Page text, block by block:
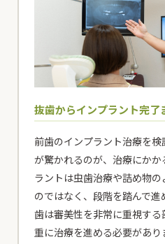
抜歯からインプラント完
前歯のインプラント治療を
が驚かれるのが、治療にか
ラントは虫歯治療や詰め物
のではなく、段階を踏んで
歯は審美性を非常に重視す
重に治療を進める必要があり